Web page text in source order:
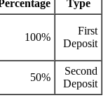
Type
First
Deposit
100%
Second
Deposit
50%